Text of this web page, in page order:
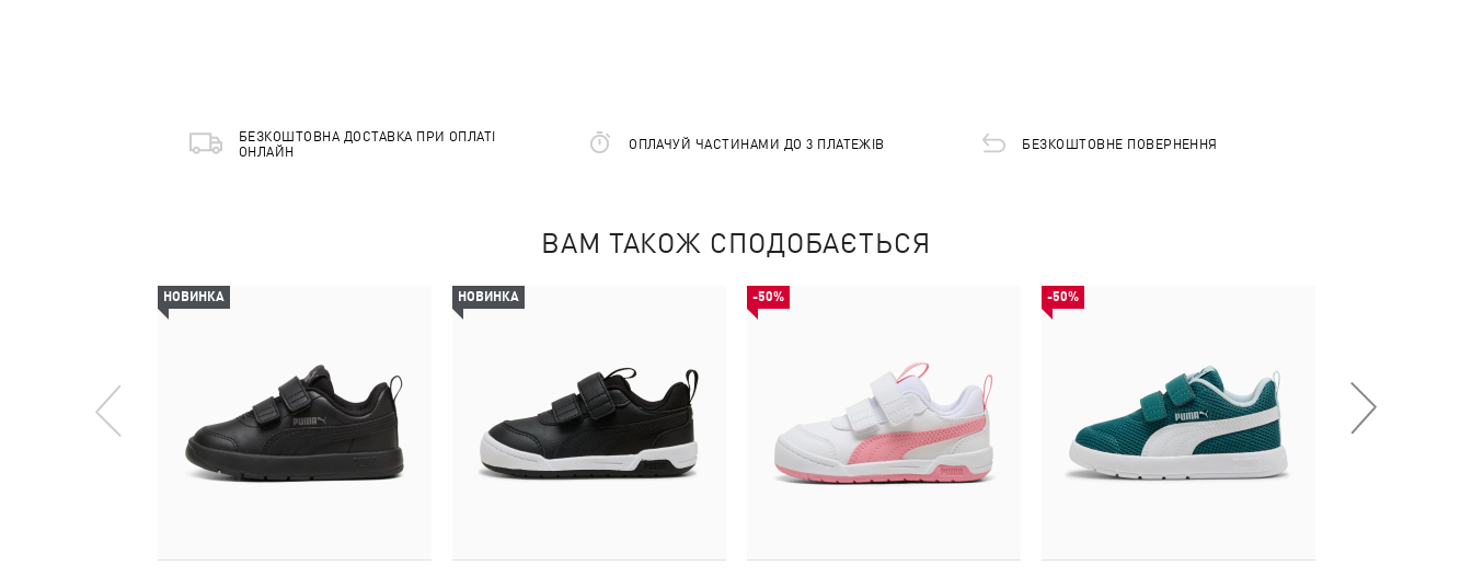
БЕЗКОШТОВНА ДОСТАВКА ПРИ ОПЛАТІ
ОНЛАЙН
ОПЛАЧУЙ ЧАСТИНАМИ ДО 3 ПЛАТЕЖІВ БЕЗКОШТОВНЕ ПОВЕРНЕННЯ
ВАМ ТАКОЖ СПОДОБАЄТЬСЯ
НОВИНКА НОВИНКА -50% -50%